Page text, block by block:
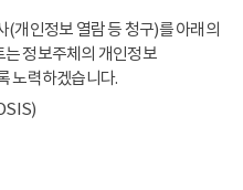
개인정보 열람 등 청구)를 아래의
는 정보주체의 개인정보
노력하겠습니다.